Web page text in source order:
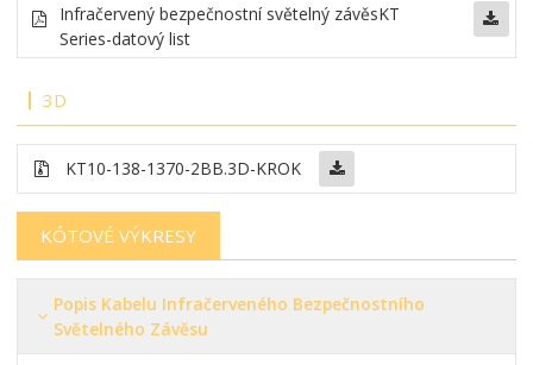
Infračervený bezpečnostní světelný závěsKT
Series-datový list
3D
KT10-138-1370-2BB.3D-KROK
KÓTOVÉ VÝKRESY
Popis Kabelu Infračerveného Bezpečnostního
Světelného Závěsu